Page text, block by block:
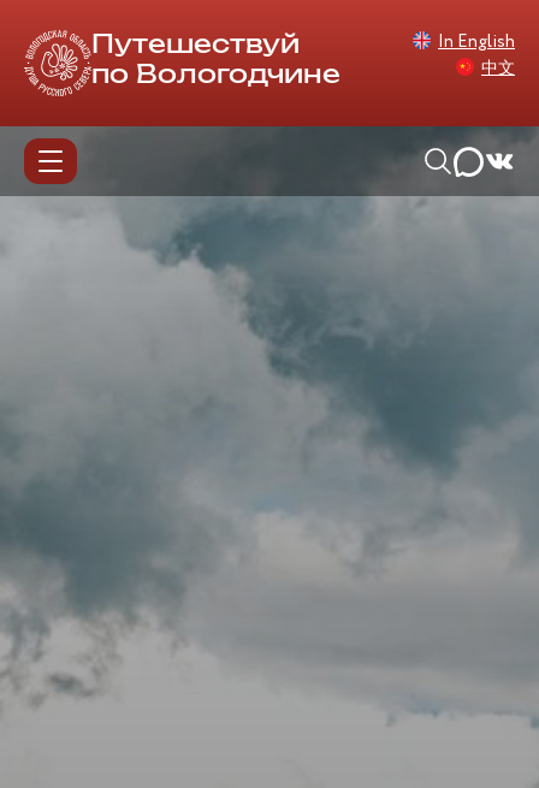
Путешествуй
по Вологодчине
In English
中文